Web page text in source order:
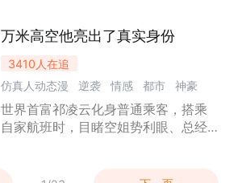
绝。封龙宴上双重身份震撼公开，昔
出惨痛代价。
万米高空他亮出了真实身份
3410 人在追
仿真人动态漫
逆袭 情感 都市
神豪
漫剧
世界首富祁凌云化身普通乘客，搭乘
自家航班时，目睹空姐势利眼、总经
催婚，祁凌云假扮其男友，却遭陆家